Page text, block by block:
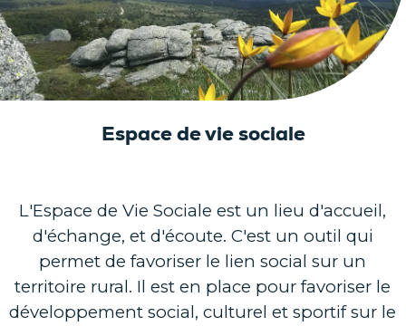
Espace de vie sociale
L'Espace de Vie Sociale est un lieu d'accueil,
d'échange, et d'écoute. C'est un outil qui
permet de favoriser le lien social sur un
territoire rural. Il est en place pour favoriser le
développement social, culturel et sportif sur le